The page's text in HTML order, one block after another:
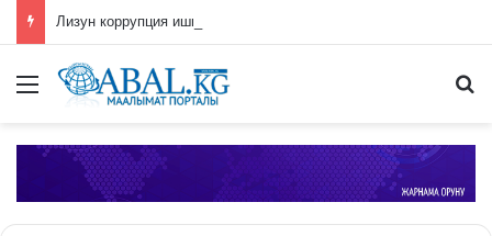
Лизун коррупция иши боюнча СИЗОго камакка алынды
Меню